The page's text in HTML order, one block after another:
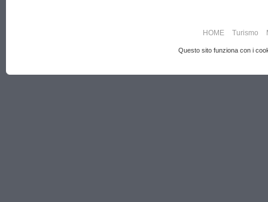
HOME Turismo
Questo sito funziona con i